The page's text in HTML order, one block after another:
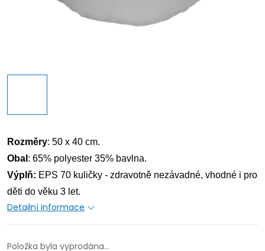
Rozměry: 50 x 40 cm.
Obal : 65% polyester 35% bavlna.
Výplň: EPS 70 kuličky - zdravotně nezávadné, vhodné i pro
děti do věku 3 let.
Detailní informace
Položka byla vyprodána…